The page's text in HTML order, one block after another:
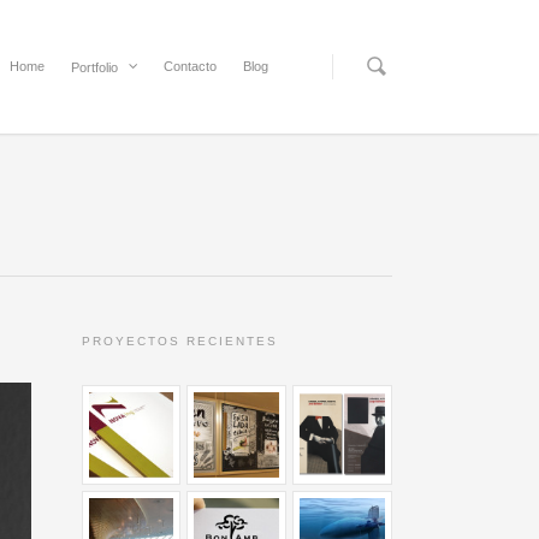
Home Portfolio Contacto Blog
PROYECTOS RECIENTES